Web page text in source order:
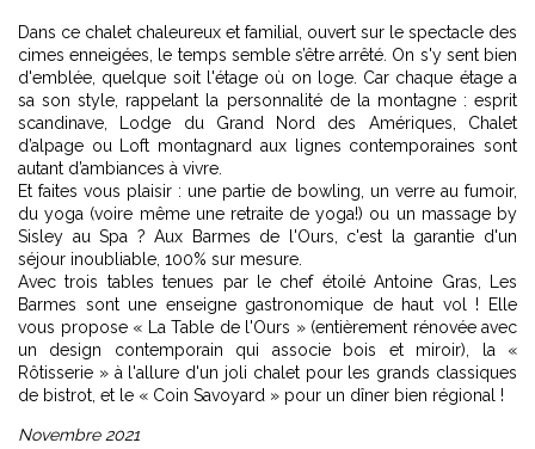
Dans ce chalet chaleureux et familial, ouvert sur le spectacle des
cimes enneigées, le temps semble s’être arrêté. On s'y sent bien
d'emblée, quelque soit l'étage où on loge. Car chaque étage a
sa son style, rappelant la personnalité de la montagne : esprit
scandinave, Lodge du Grand Nord des Amériques, Chalet
d’alpage ou Loft montagnard aux lignes contemporaines sont
autant d’ambiances à vivre.
Et faites vous plaisir : une partie de bowling, un verre au fumoir,
du yoga (voire même une retraite de yoga!) ou un massage by
Sisley au Spa ? Aux Barmes de l'Ours, c'est la garantie d'un
séjour inoubliable, 100% sur mesure.
Avec trois tables tenues par le chef étoilé Antoine Gras, Les
Barmes sont une enseigne gastronomique de haut vol ! Elle
vous propose « La Table de l'Ours » (entièrement rénovée avec
un design contemporain qui associe bois et miroir), la «
Rôtisserie » à l'allure d'un joli chalet pour les grands classiques
de bistrot, et le « Coin Savoyard » pour un dîner bien régional !
Novembre 2021